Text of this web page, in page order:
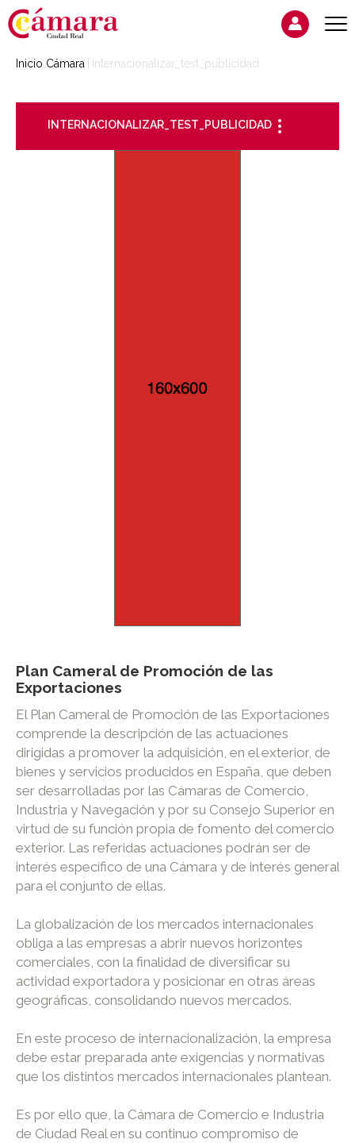
Inicio Cámara Internacionalizar_test_publicidad
INTERNACIONALIZAR_TEST_PUBLICIDAD
Plan Cameral de Promoción de las
Exportaciones
El Plan Cameral de Promoción de las Exportaciones
comprende la descripción de las actuaciones
dirigidas a promover la adquisición, en el exterior, de
bienes y servicios producidos en España, que deben
ser desarrolladas por las Cámaras de Comercio,
Industria y Navegación y por su Consejo Superior en
virtud de su función propia de fomento del comercio
exterior. Las referidas actuaciones podrán ser de
interés específico de una Cámara y de interés general
para el conjunto de ellas.
La globalización de los mercados internacionales
obliga a las empresas a abrir nuevos horizontes
comerciales, con la finalidad de diversificar su
actividad exportadora y posicionar en otras áreas
geográficas, consolidando nuevos mercados.
En este proceso de internacionalización, la empresa
debe estar preparada ante exigencias y normativas
que los distintos mercados internacionales plantean.
Es por ello que, la Cámara de Comercio e Industria
de Ciudad Real en su continuo compromiso de